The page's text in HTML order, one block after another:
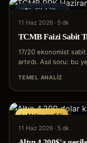
Günlük bülten
11 Haz 2026 · 5 dk
TCMB Faizi Sabit
17/20 ekonomist
artırdı. Asıl soru: bu
TEMEL ANALIZ
Atalay grafiği
11 Haz 2026 · 5 dk